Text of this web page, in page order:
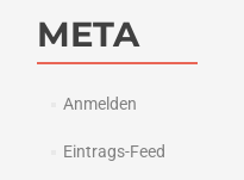
META
Anmelden
Eintrags-Feed